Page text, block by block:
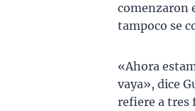
comenzaron
tampoco se
«Ahora
vaya», dice
refiere a tres